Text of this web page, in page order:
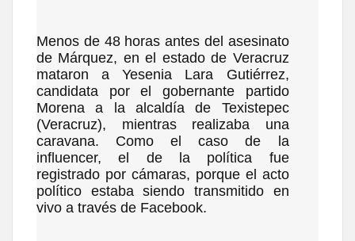
Menos de 48 horas antes del asesinato
de Márquez, en el estado de Veracruz
mataron a Yesenia Lara Gutiérrez,
candidata por el gobernante partido
Morena a la alcaldía de Texistepec
(Veracruz), mientras realizaba una
caravana. Como el caso de la
influencer, el de la política fue
registrado por cámaras, porque el acto
político estaba siendo transmitido en
vivo a través de Facebook.